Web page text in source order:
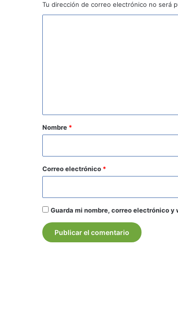
Tu dirección de correo electrónico no será
r
o
*
Nombre *
Correo electrónico *
Guarda mi nombre, correo electrónico y